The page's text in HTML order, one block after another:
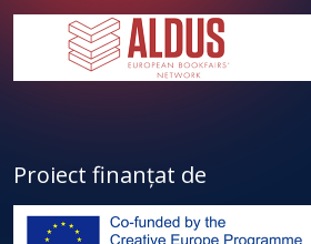
Proiect finanțat de